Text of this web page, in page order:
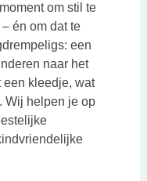
om stil te
én om dat te
een
naar het
een kleedje, wat
Wij helpen je op